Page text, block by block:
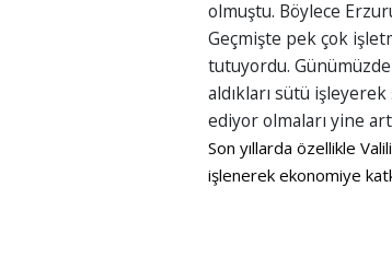
olmuştu. Böylece
Geçmişte pek çok
tutuyordu.
aldıkları sütü
ediyor olmaları yine
Son yıllarda özellikle
işlenerek ekonomiye